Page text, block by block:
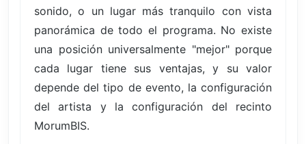
sonido, o un lugar más tranquilo con vista
panorámica de todo el programa. No existe
una posición universalmente "mejor" porque
cada lugar tiene sus ventajas, y su valor
depende del tipo de evento, la configuración
del artista y la configuración del recinto
MorumBIS.